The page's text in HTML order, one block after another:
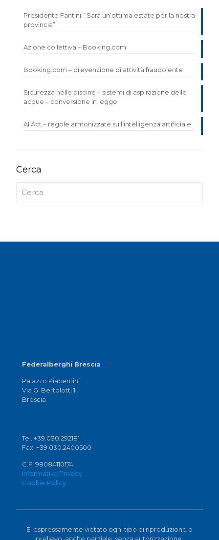
Presidente Fantini: “Sarà un’ottima estate per la nostra
provincia”
Azione collettiva – Booking.com
Booking.com – prevenzione di attività fraudolente
Sicurezza nelle piscine – sistemi di aspirazione delle
acque – conversione in legge
AI Act – regole armonizzate sull’intelligenza artificiale
Cerca
Federalberghi Brescia
Palazzo Piacentini
Via G. Bertolotti 1
Brescia
Tel. +39.030.292181
Fax. +39.030.2400500
C.F. 98084110174
Informativa Privacy
Cookie Policy
E' espressamente vietato ogni tipo di riproduzione o